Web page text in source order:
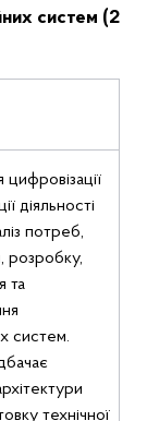
систем (2
діяльності
потреб,
розробку,
та
систем.
технічної